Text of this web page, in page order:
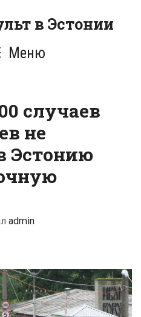
в Эстонии
Меню
случаев
не
Эстонию
admin